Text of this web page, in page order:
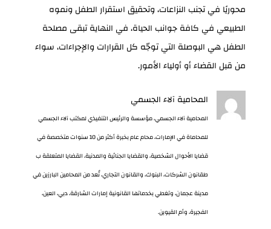
محوريًا في تجنب النزاعات، وتحقيق استقرار الطفل ونموه
الطبيعي في كافة جوانب الحياة، في النهاية تبقى مصلحة
الطفل هي البوصلة التي توجّه كل القرارات والإجراءات، سواء
من قبل القضاء أو أولياء الأمور.
المحامية آلاء الجسمي
المحامية آلاء الجسمي، مؤسسة والرئيس التنفيذي لمكتب آلاء الجسمي
للمحاماة في الإمارات، محام عام بخبرة أكثر من 10 سنوات متخصصة في
قضايا الأحوال الشخصية، والقضايا الجنائية والمدنية، القضايا المتعلقة ب
طقانون الشركات، البنوك، والقانون التجاري، تُعد من المحامين البارزين في
مدينة عجمان، وتغطي بخدماتها القانونية إمارات الشارقة، دبي، العين،
الفجيرة، وأم القيوين.